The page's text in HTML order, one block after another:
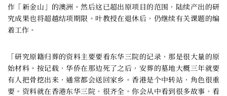
作「新金山」的澳洲。然后这已超出原项目的范围，陆续产出的研
究成果也将超越结项期限。叶教授在退休后，仍继续有关课题的编
着工作。
「研究原籍归葬的资料主要要看东华三院的记录，那是很大量的原
始材料。按记载，华侨在那边死了之后，安葬的墓地大概三年就要
有人把骨挖出来，通常都会送回家乡。香港是个中转站，角色很重
要。资料就在香港东华三院，很齐全。你会从中看到很多故事，看